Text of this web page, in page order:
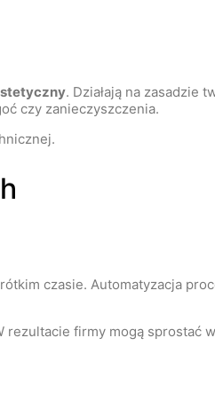
. Działają na zasadzie
czy zanieczyszczenia.
czasie. Automatyzacja
rezultacie firmy mogą sprostać